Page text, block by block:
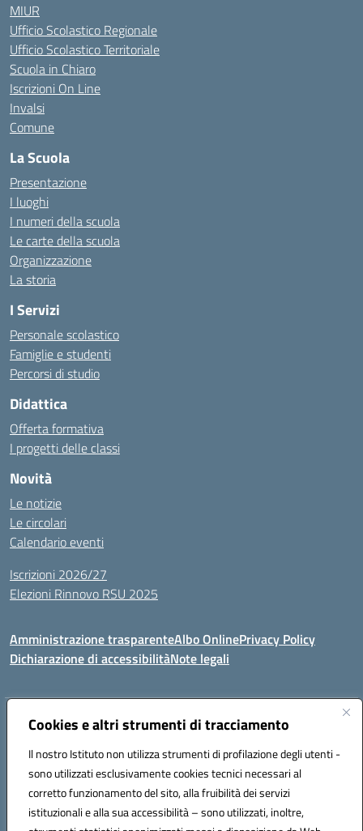
Cookies e altri strumenti di tracciamento
Il nostro Istituto non utilizza strumenti di profilazione degli utenti -
sono utilizzati esclusivamente cookies tecnici necessari al
corretto funzionamento del sito, alla fruibilità dei servizi
istituzionali e alla sua accessibilità – sono utilizzati, inoltre,
MIUR
Ufficio Scolastico Regionale
Ufficio Scolastico Territoriale
Scuola in Chiaro
Iscrizioni On Line
Invalsi
Comune
La Scuola
Presentazione
I luoghi
I numeri della scuola
Le carte della scuola
Organizzazione
La storia
I Servizi
Personale scolastico
Famiglie e studenti
Percorsi di studio
Didattica
Offerta formativa
I progetti delle classi
Novità
Le notizie
Le circolari
Calendario eventi
Iscrizioni 2026/27
Elezioni Rinnovo RSU 2025
Amministrazione trasparenteAlbo OnlinePrivacy Policy
Dichiarazione di accessibilitàNote legali
Indirizzo:Via Cadore 1, 60124 Ancona
Posta elettronica certificata (PEC):anic81100g@pec.istruzione.it
Codice fiscale: 93084410427
Codice meccanografico: anic81100g